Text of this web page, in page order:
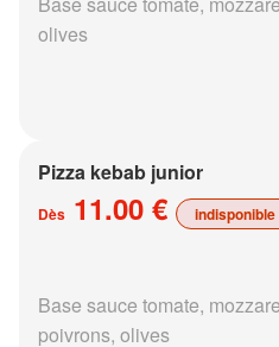
olives
Pizza kebab junior
Dès 11.00 € indisponible
Base sauce tomate,
poivrons, olives